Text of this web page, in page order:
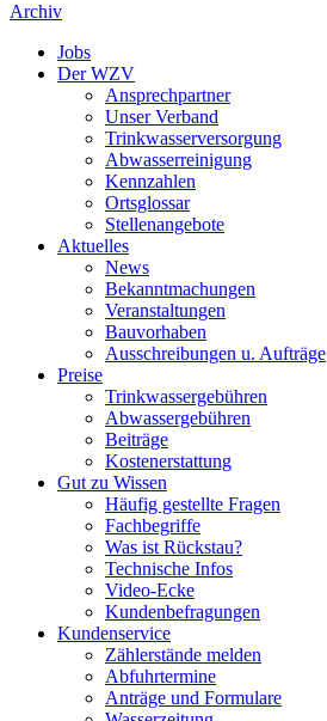
Archiv
Jobs
Der WZV
Ansprechpartner
Unser Verband
Trinkwasser­versorgung
Abwasserreinigung
Kennzahlen
Ortsglossar
Stellenangebote
Aktuelles
News
Bekanntmachungen
Veranstaltungen
Bauvorhaben
Ausschreibungen u. Aufträge
Preise
Trinkwassergebühren
Abwassergebühren
Beiträge
Kostenerstattung
Gut zu Wissen
Häufig gestellte Fragen
Fachbegriffe
Was ist Rückstau?
Technische Infos
Video-Ecke
Kundenbefragungen
Kundenservice
Zählerstände melden
Abfuhrtermine
Anträge und Formulare